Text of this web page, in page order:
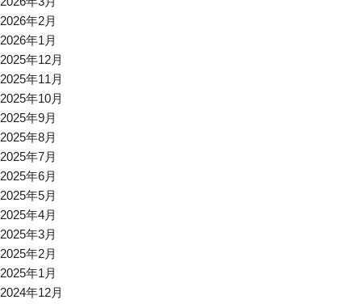
2026年2月
2026年1月
2025年12月
2025年11月
2025年10月
2025年9月
2025年8月
2025年7月
2025年6月
2025年5月
2025年4月
2025年3月
2025年2月
2025年1月
2024年12月